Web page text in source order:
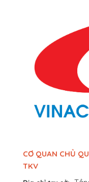
CƠ QUAN CHỦ
TKV